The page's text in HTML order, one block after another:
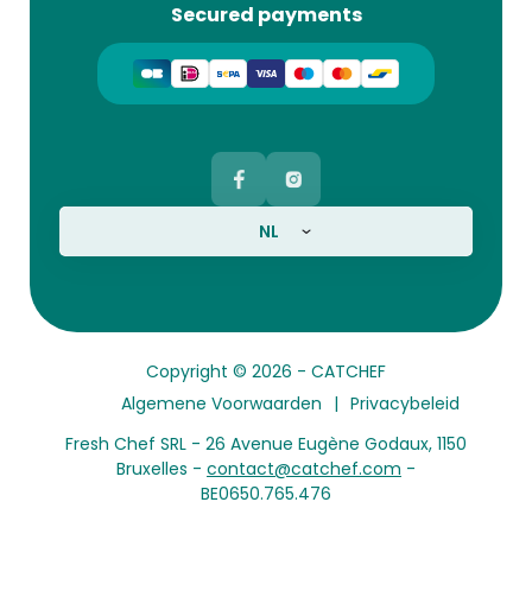
Secured payments
NL
Copyright © 2026 - CATCHEF
Algemene Voorwaarden
Privacybeleid
Fresh Chef SRL - 26 Avenue Eugène Godaux, 1150
Bruxelles - contact@catchef.com -
BE0650.765.476